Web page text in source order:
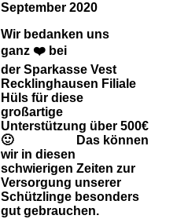
September 2020
Wir bedanken uns
ganz ❤️ bei
der Sparkasse Vest
Recklinghausen Filiale
Hüls für diese
großartige
Unterstützung über 500€
🙂 Das können
wir in diesen
schwierigen Zeiten zur
Versorgung unserer
Schützlinge besonders
gut gebrauchen.